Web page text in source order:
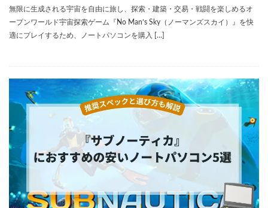
無限に生成される宇宙を自由に旅し、探索・建築・交易・戦闘を楽しめるオ
ープンワールド宇宙探索ゲーム『No Man’s Sky（ノーマンズスカイ）』を快
適にプレイするため、ノートパソコンを購入 […]